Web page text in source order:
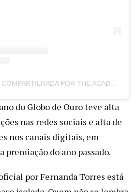
do Globo de Ouro teve alta
nas redes sociais e alta de
nos canais digitais, em
premiação do ano passado.
por Fernanda Torres está